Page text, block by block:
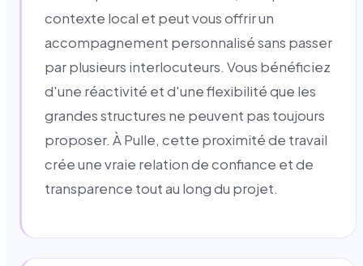
contexte local et peut vous offrir un
accompagnement personnalisé sans passer
par plusieurs interlocuteurs. Vous bénéficiez
d'une réactivité et d'une flexibilité que les
grandes structures ne peuvent pas toujours
proposer. À Pulle, cette proximité de travail
crée une vraie relation de confiance et de
transparence tout au long du projet.